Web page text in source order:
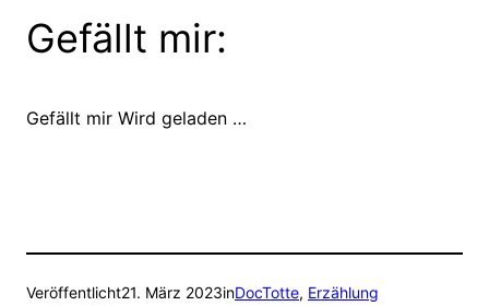
Gefällt mir:
Gefällt mir Wird geladen …
Veröffentlicht21. März 2023inDocTotte, Erzählung